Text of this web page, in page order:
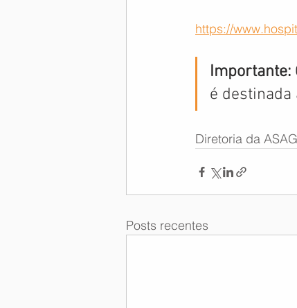
https://
Importante:
é destinada
Diretoria da
Posts recentes